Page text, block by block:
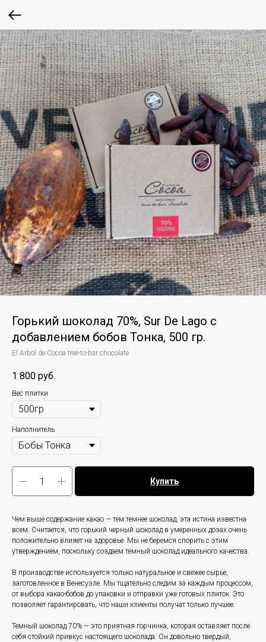
Горький шоколад 70%, Sur De Lago с
добавлением бобов Тонка, 500 гр.
El Arbol de Cocoa tree-to-bar chocolate
1 800 руб.
Вес плитки
Наполнитель
Купить
Чем выше содержание какао — тем темнее шоколад, эта истина известна
всем. Считается, что горький черный шоколад в умеренных дозах очень
положительно влияет на здоровье. Мы не беремся спорить с этим
утверждением, поскольку создаем темный шоколад идеального качества.
В производстве используется только натуральное и свежее сырье,
заготовленное в Венесуэле. Мы тщательно следим за каждым процессом,
от выбора какао-бобов до упаковки и отправки уже готовых плиток. Это
позволяет гарантировать, что наши клиенты получат только лучшее.
Темный шоколад 70% — это приятная горчинка, которая оставляет после
себя стойкий привкус настоящего шоколада. Он довольно твердый,